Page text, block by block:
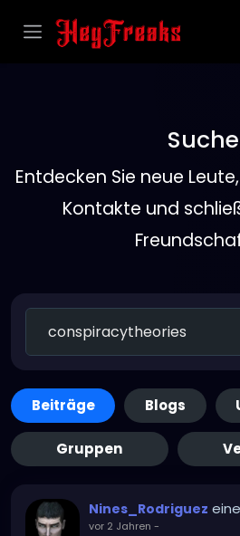
Suche
Entdecken Sie neue
Kontakte und
Beiträge Blogs
Gruppen
Nines_Rodriguez
vor 2 Jahren -